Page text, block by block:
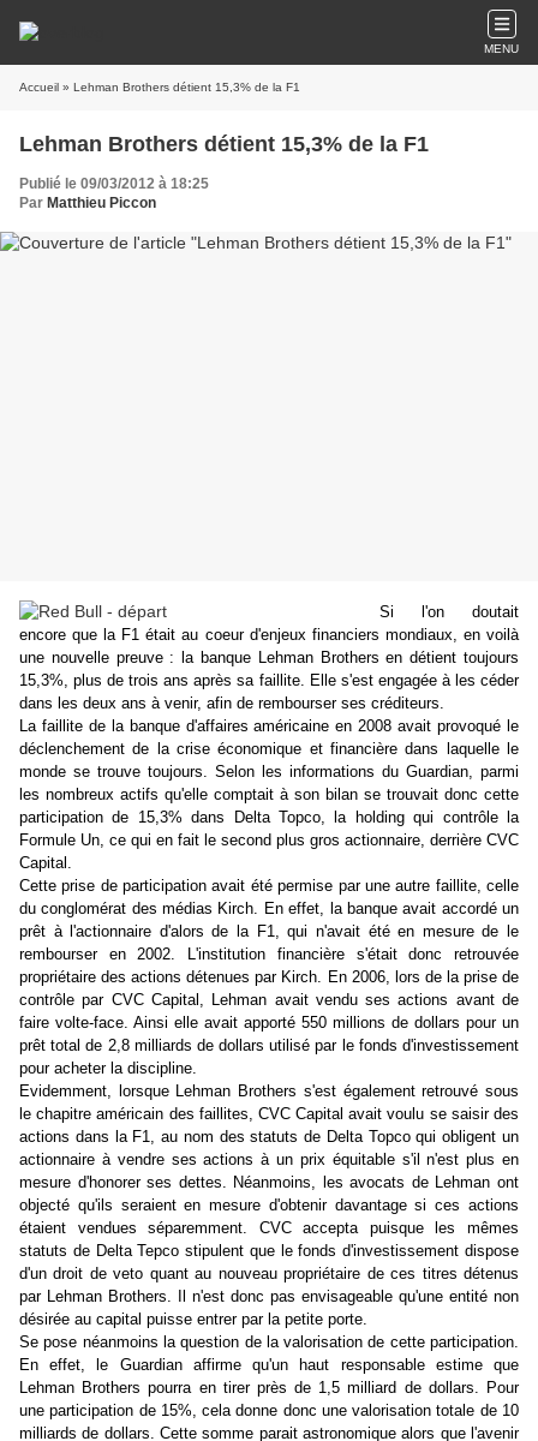
MENU
Accueil » Lehman Brothers détient 15,3% de la F1
Lehman Brothers détient 15,3% de la F1
Publié le 09/03/2012 à 18:25
Par Matthieu Piccon
Si l'on doutait
encore que la F1 était au coeur d'enjeux financiers mondiaux, en voilà
une nouvelle preuve : la banque Lehman Brothers en détient toujours
15,3%, plus de trois ans après sa faillite. Elle s'est engagée à les céder
dans les deux ans à venir, afin de rembourser ses créditeurs.
La faillite de la banque d'affaires américaine en 2008 avait provoqué le
déclenchement de la crise économique et financière dans laquelle le
monde se trouve toujours. Selon les informations du Guardian, parmi
les nombreux actifs qu'elle comptait à son bilan se trouvait donc cette
participation de 15,3% dans Delta Topco, la holding qui contrôle la
Formule Un, ce qui en fait le second plus gros actionnaire, derrière CVC
Capital.
Cette prise de participation avait été permise par une autre faillite, celle
du conglomérat des médias Kirch. En effet, la banque avait accordé un
prêt à l'actionnaire d'alors de la F1, qui n'avait été en mesure de le
rembourser en 2002. L'institution financière s'était donc retrouvée
propriétaire des actions détenues par Kirch. En 2006, lors de la prise de
contrôle par CVC Capital, Lehman avait vendu ses actions avant de
faire volte-face. Ainsi elle avait apporté 550 millions de dollars pour un
prêt total de 2,8 milliards de dollars utilisé par le fonds d'investissement
pour acheter la discipline.
Evidemment, lorsque Lehman Brothers s'est également retrouvé sous
le chapitre américain des faillites, CVC Capital avait voulu se saisir des
actions dans la F1, au nom des statuts de Delta Topco qui obligent un
actionnaire à vendre ses actions à un prix équitable s'il n'est plus en
mesure d'honorer ses dettes. Néanmoins, les avocats de Lehman ont
objecté qu'ils seraient en mesure d'obtenir davantage si ces actions
étaient vendues séparemment. CVC accepta puisque les mêmes
statuts de Delta Tepco stipulent que le fonds d'investissement dispose
d'un droit de veto quant au nouveau propriétaire de ces titres détenus
par Lehman Brothers. Il n'est donc pas envisageable qu'une entité non
désirée au capital puisse entrer par la petite porte.
Se pose néanmoins la question de la valorisation de cette participation.
En effet, le Guardian affirme qu'un haut responsable estime que
Lehman Brothers pourra en tirer près de 1,5 milliard de dollars. Pour
une participation de 15%, cela donne donc une valorisation totale de 10
milliards de dollars. Cette somme parait astronomique alors que l'avenir